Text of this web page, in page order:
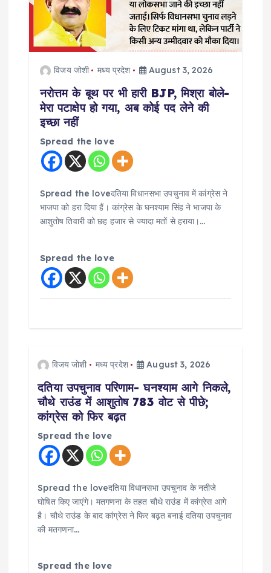
विजय जोशी मध्य प्रदेश August 3, 2026
नरोत्तम के बूथ पर भी हारी BJP, मिश्रा बोले-
मेरा पटाक्षेप हो गया, अब कोई पद लेने की
इच्छा नहीं
Spread the love
Spread the loveदतिया विधानसभा उपचुनाव में कांग्रेस ने
भाजपा को हरा दिया हैं। कांग्रेस के घनश्याम सिंह ने भाजपा के
आशुतोष तिवारी को छह हजार से ज्यादा मतों से हराया।…
Spread the love
विजय जोशी मध्य प्रदेश August 3, 2026
दतिया उपचुनाव परिणाम- घनश्याम आगे निकले,
चौथे राउंड में आशुतोष 783 वोट से पीछे;
कांग्रेस को फिर बढ़त
Spread the love
Spread the loveदतिया विधानसभा उपचुनाव के नतीजे
घोषित किए जाएंगे। मतगणना के तहत चौथे राउंड में कांग्रेस आगे
है। चौथे राउंड के बाद कांग्रेस ने फिर बढ़त बनाई दतिया उपचुनाव
की मतगणना…
Spread the love